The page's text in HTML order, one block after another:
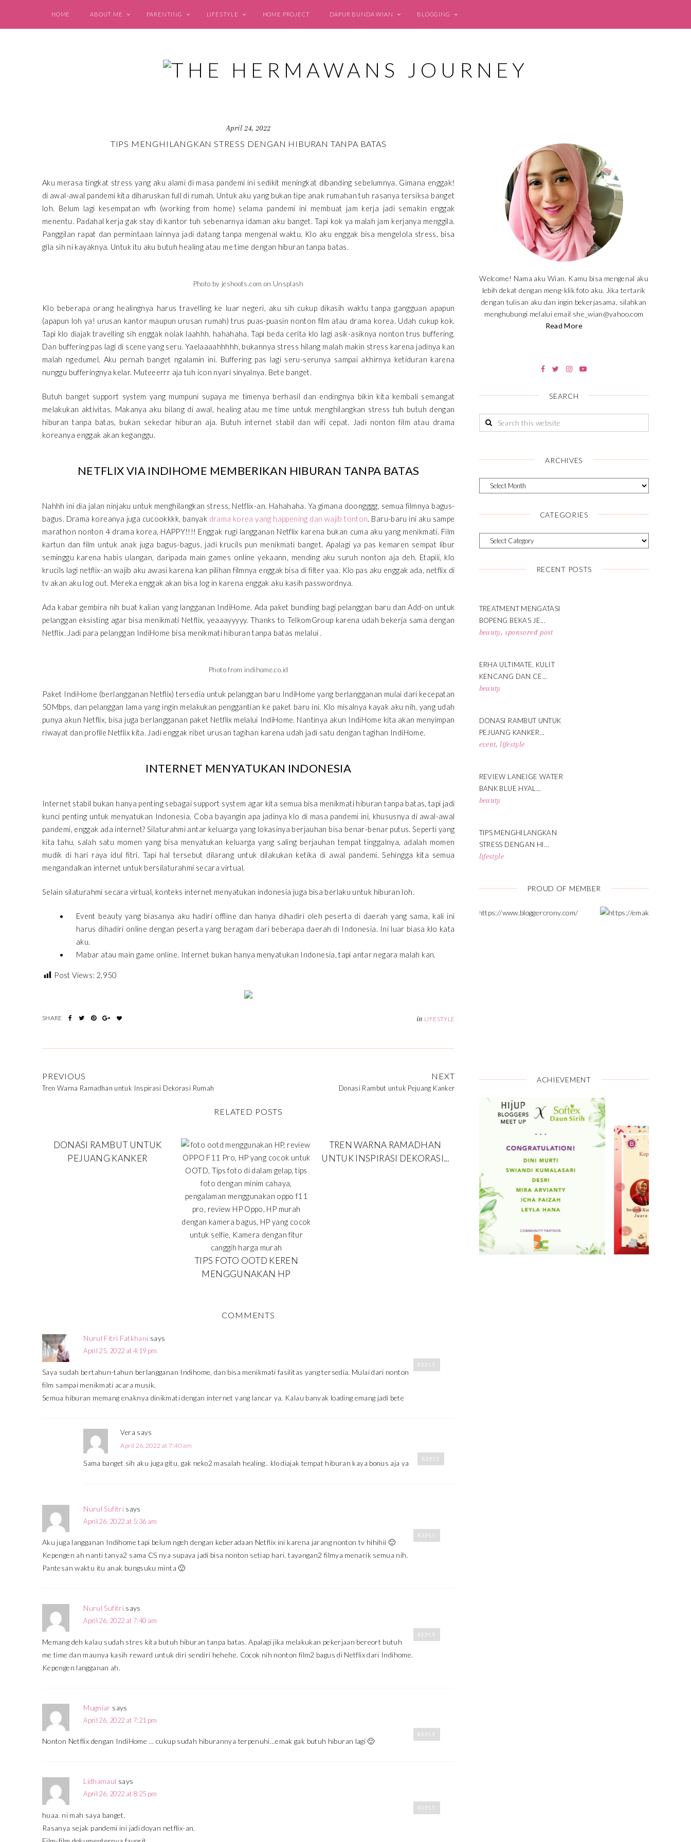
HOME ABOUT ME PARENTING LIFESTYLE HOME PROJECT DAPUR BUNDA WIAN BLOGGING
April 24, 2022
TIPS MENGHILANGKAN STRESS DENGAN HIBURAN TANPA BATAS
Aku merasa tingkat stress yang aku alami di masa pandemi ini sedikit meningkat dibanding sebelumnya. Gimana enggak!
di awal-awal pandemi kita diharuskan full di rumah. Untuk aku yang bukan tipe anak rumahan tuh rasanya tersiksa banget
loh. Belum lagi kesempatan wfh (working from home) selama pandemi ini membuat jam kerja jadi semakin enggak
menentu. Padahal kerja gak stay di kantor tuh sebenarnya idaman aku banget. Tapi kok ya malah jam kerjanya menggila.
Panggilan rapat dan permintaan lainnya jadi datang tanpa mengenal waktu. Klo aku enggak bisa mengelola stress, bisa
gila sih ni kayaknya. Untuk itu aku butuh healing atau me time dengan hiburan tanpa batas.
Photo by jeshoots.com on Unsplash
Klo beberapa orang healingnya harus travelling ke luar negeri, aku sih cukup dikasih waktu tanpa gangguan apapun
(apapun loh ya! urusan kantor maupun urusan rumah) trus puas-puasin nonton film atau drama korea. Udah cukup kok.
Tapi klo diajak travelling sih enggak nolak laahhh. hahahaha. Tapi beda cerita klo lagi asik-asiknya nonton trus buffering.
Dan buffering pas lagi di scene yang seru. Yaelaaaahhhhh, bukannya stress hilang malah makin stress karena jadinya kan
malah ngedumel. Aku pernah banget ngalamin ini. Buffering pas lagi seru-serunya sampai akhirnya ketiduran karena
nunggu bufferingnya kelar. Muteeerrr aja tuh icon nyari sinyalnya. Bete banget.
Butuh banget support system yang mumpuni supaya me timenya berhasil dan endingnya bikin kita kembali semangat
melakukan aktivitas. Makanya aku bilang di awal, healing atau me time untuk menghilangkan stress tuh butuh dengan
hiburan tanpa batas, bukan sekedar hiburan aja. Butuh internet stabil dan wifi cepat. Jadi nonton film atau drama
koreanya enggak akan keganggu.
NETFLIX VIA INDIHOME MEMBERIKAN HIBURAN TANPA BATAS
Nahhh ini dia jalan ninjaku untuk menghilangkan stress, Netflix-an. Hahahaha. Ya gimana doongggg, semua filmnya bagus-
bagus. Drama koreanya juga cucookkkk, banyak drama korea yang happening dan wajib tonton. Baru-baru ini aku sampe
marathon nonton 4 drama korea, HAPPY!!!! Enggak rugi langganan Netflix karena bukan cuma aku yang menikmati. Film
kartun dan film untuk anak juga bagus-bagus, jadi krucils pun menikmati banget. Apalagi ya pas kemaren sempat libur
seminggu karena habis ulangan, daripada main games online yekaann, mending aku suruh nonton aja deh. Etapiii, klo
krucils lagi netflix-an wajib aku awasi karena kan pilihan filmnya enggak bisa di filter yaa. Klo pas aku enggak ada, netflix di
tv akan aku log out. Mereka enggak akan bisa log in karena enggak aku kasih passwordnya.
Ada kabar gembira nih buat kalian yang langganan IndiHome. Ada paket bundling bagi pelanggan baru dan Add-on untuk
pelanggan eksisting agar bisa menikmati Netflix, yeaaayyyyy. Thanks to TelkomGroup karena udah bekerja sama dengan
Netflix. Jadi para pelanggan IndiHome bisa menikmati hiburan tanpa batas melalui .
Photo from indihome.co.id
Paket IndiHome (berlangganan Netflix) tersedia untuk pelanggan baru IndiHome yang berlangganan mulai dari kecepatan
50Mbps, dan pelanggan lama yang ingin melakukan penggantian ke paket baru ini. Klo misalnya kayak aku nih, yang udah
punya akun Netflix, bisa juga berlangganan paket Netflix melalui IndiHome. Nantinya akun IndiHome kita akan menyimpan
riwayat dan profile Netflix kita. Jadi enggak ribet urusan tagihan karena udah jadi satu dengan tagihan IndiHome.
INTERNET MENYATUKAN INDONESIA
Internet stabil bukan hanya penting sebagai support system agar kita semua bisa menikmati hiburan tanpa batas, tapi jadi
kunci penting untuk menyatukan Indonesia. Coba bayangin apa jadinya klo di masa pandemi ini, khususnya di awal-awal
pandemi, enggak ada internet? Silaturahmi antar keluarga yang lokasinya berjauhan bisa benar-benar putus. Seperti yang
kita tahu, salah satu momen yang bisa menyatukan keluarga yang saling berjauhan tempat tinggalnya, adalah momen
mudik di hari raya idul fitri. Tapi hal tersebut dilarang untuk dilakukan ketika di awal pandemi. Sehingga kita semua
mengandalkan internet untuk bersilaturahmi secara virtual.
Selain silaturahmi secara virtual, konteks internet menyatukan indonesia juga bisa berlaku untuk hiburan loh.
Event beauty yang biasanya aku hadiri offline dan hanya dihadiri oleh peserta di daerah yang sama, kali ini
harus dihadiri online dengan peserta yang beragam dari beberapa daerah di Indonesia. Ini luar biasa klo kata
aku.
Mabar atau main game online. Internet bukan hanya menyatukan Indonesia, tapi antar negara malah kan.
Post Views: 2,950
in LIFESTYLE
PREVIOUS
Tren Warna Ramadhan untuk Inspirasi Dekorasi Rumah
NEXT
Donasi Rambut untuk Pejuang Kanker
RELATED POSTS
DONASI RAMBUT UNTUK
PEJUANG KANKER
TIPS FOTO OOTD KEREN
MENGGUNAKAN HP
TREN WARNA RAMADHAN
UNTUK INSPIRASI DEKORASI...
COMMENTS
Nurul Fitri Fatkhani says
April 25, 2022 at 4:19 pm
Saya sudah bertahun-tahun berlangganan Indihome, dan bisa menikmati fasilitas yang tersedia. Mulai dari nonton
film sampai menikmati acara musik.
Semua hiburan memang enaknya dinikmati dengan internet yang lancar ya. Kalau banyak loading emang jadi bete
REPLY
Vera says
April 26, 2022 at 7:40 am
Sama banget sih aku juga gitu, gak neko2 masalah healing.. klo diajak tempat hiburan kaya bonus aja ya
REPLY
Nurul Sufitri says
April 26, 2022 at 5:36 am
Aku juga langganan Indihome tapi belum ngeh dengan keberadaan Netflix ini karena jarang nonton tv hihihii 🙂
Kepengen ah nanti tanya2 sama CS nya supaya jadi bisa nonton setiap hari. tayangan2 filmya menarik semua nih.
Pantesan waktu itu anak bungsuku minta 🙂
REPLY
Nurul Sufitri says
April 26, 2022 at 7:40 am
Memang deh kalau sudah stres kita butuh hiburan tanpa batas. Apalagi jika melakukan pekerjaan bereort butuh
me time dan maunya kasih reward untuk diri sendiri hehehe. Cocok nih nonton film2 bagus di Netflix dari Indihome.
Kepengen langganan ah.
REPLY
Mugniar says
April 26, 2022 at 7:21 pm
Nonton Netflix dengan IndiHome … cukup sudah hiburannya terpenuhi…emak gak butuh hiburan lagi 🙂
REPLY
Lidhamaul says
April 26, 2022 at 8:25 pm
huaa. ni mah saya banget.
Rasanya sejak pandemi ini jadi doyan netflix-an.
REPLY
Welcome! Nama aku Wian. Kamu bisa mengenal aku
lebih dekat dengan meng-klik foto aku. Jika tertarik
dengan tulisan aku dan ingin bekerjasama, silahkan
menghubungi melalui email she_wian@yahoo.com
Read More
SEARCH
ARCHIVES
CATEGORIES
RECENT POSTS
TREATMENT MENGATASI
BOPENG BEKAS JE...
beauty, sponsored post
ERHA ULTIMATE, KULIT
KENCANG DAN CE...
beauty
DONASI RAMBUT UNTUK
PEJUANG KANKER...
event, lifestyle
REVIEW LANEIGE WATER
BANK BLUE HYAL...
beauty
TIPS MENGHILANGKAN
STRESS DENGAN HI...
lifestyle
PROUD OF MEMBER
ACHIEVEMENT